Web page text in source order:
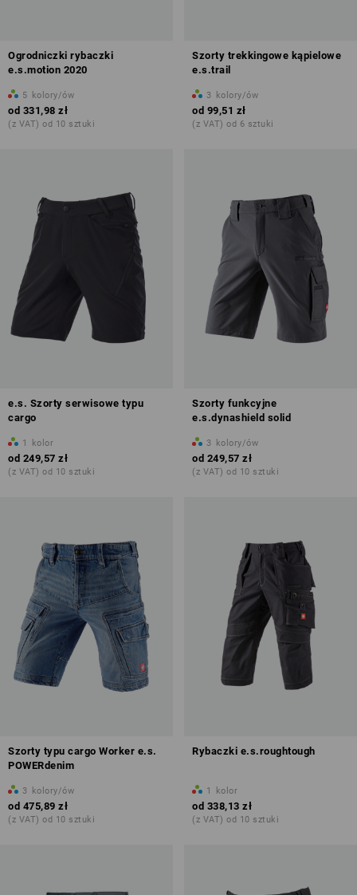
Ogrodniczki rybaczki
e.s.motion 2020
5 kolory/ów
od 331,98 zł
(z VAT) od 10 sztuki
Szorty trekkingowe kąpielowe
e.s.trail
3 kolory/ów
od 99,51 zł
(z VAT) od 6 sztuki
e.s. Szorty serwisowe typu
cargo
1 kolor
od 249,57 zł
(z VAT) od 10 sztuki
Szorty funkcyjne
e.s.dynashield solid
3 kolory/ów
od 249,57 zł
(z VAT) od 10 sztuki
Szorty typu cargo Worker e.s.
POWERdenim
3 kolory/ów
od 475,89 zł
(z VAT) od 10 sztuki
Rybaczki e.s.roughtough
1 kolor
od 338,13 zł
(z VAT) od 10 sztuki